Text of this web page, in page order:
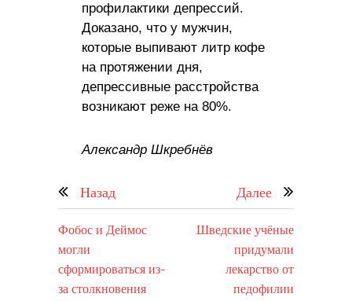
профилактики депрессий.
Доказано, что у мужчин,
которые выпивают литр кофе
на протяжении дня,
депрессивные расстройства
возникают реже на 80%.
Александр Шкребнёв
Назад Далее
Фобос и Деймос
могли
сформироваться из-
за столкновения
Шведские учёные
придумали
лекарство от
педофилии